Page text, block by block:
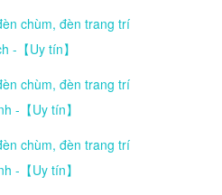
chùm, đèn trang trí
-【Uy tín】
chùm, đèn trang trí
-【Uy tín】
chùm, đèn trang trí
-【Uy tín】